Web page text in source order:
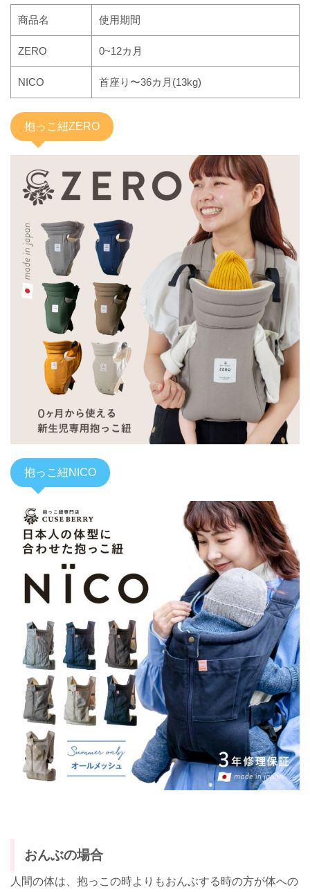
商品名 使用期間
ZERO 0~12カ月
NICO 首座り〜36カ月(13kg)
抱っこ紐ZERO
抱っこ紐NICO
おんぶの場合
人間の体は、抱っこの時よりもおんぶする時の方が体への